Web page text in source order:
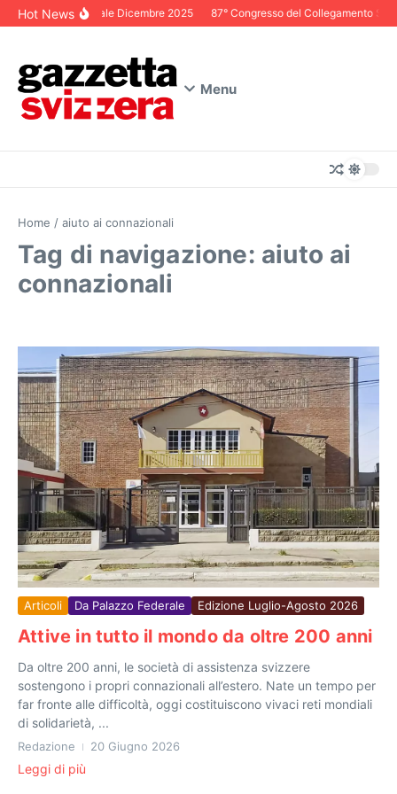
Salta al contenuto
Hot NewsEditoriale Dicembre 2025 87° Congresso del Collegamento
Menu
Home / aiuto ai connazionali
Tag di navigazione: aiuto ai
connazionali
Articoli Da Palazzo Federale Edizione Luglio-Agosto 2026
Attive in tutto il mondo da oltre 200 anni
Da oltre 200 anni, le società di assistenza svizzere
sostengono i propri connazionali all’estero. Nate un tempo per
far fronte alle difficoltà, oggi costituiscono vivaci reti mondiali
di solidarietà, ...
Redazione 20 Giugno 2026
Leggi di più